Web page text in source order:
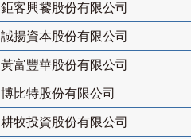
鉅客興饕股份有限公司
誠揚資本股份有限公司
黃富豐華股份有限公司
博比特股份有限公司
耕牧投資股份有限公司